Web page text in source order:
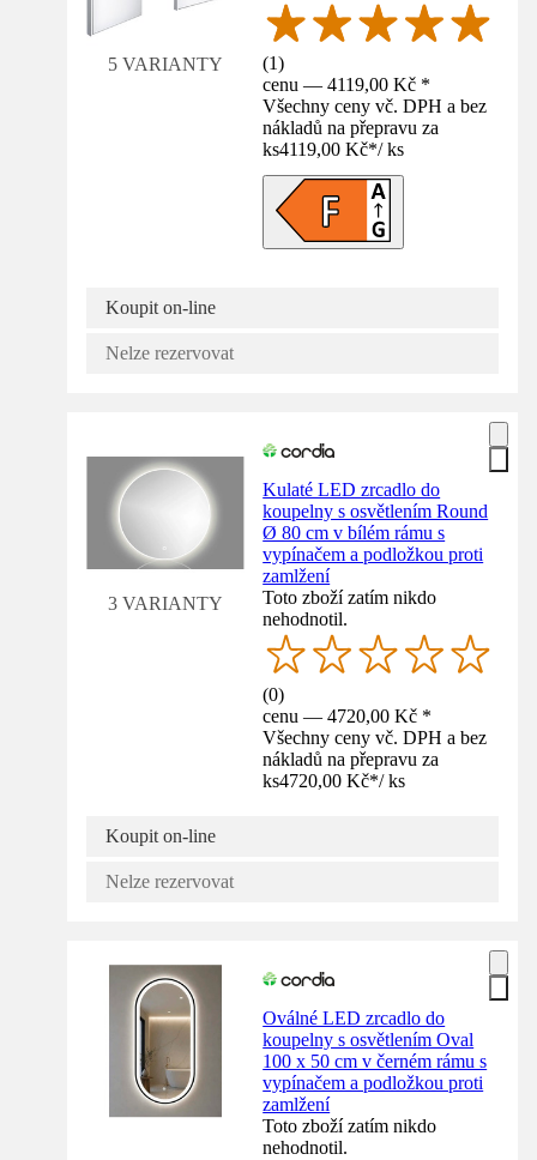
5 VARIANTY (1)
cenu — 4119,00 Kč *
Všechny ceny vč. DPH a bez
nákladů na přepravu za
ks4119,00 Kč*/ ks
Koupit on-line
Nelze rezervovat
3 VARIANTY
Kulaté LED zrcadlo do
koupelny s osvětlením Round
Ø 80 cm v bílém rámu s
vypínačem a podložkou proti
zamlžení
Toto zboží zatím nikdo
nehodnotil.
(0)
cenu — 4720,00 Kč *
Všechny ceny vč. DPH a bez
nákladů na přepravu za
ks4720,00 Kč*/ ks
Koupit on-line
Nelze rezervovat
Oválné LED zrcadlo do
koupelny s osvětlením Oval
100 x 50 cm v černém rámu s
vypínačem a podložkou proti
zamlžení
Toto zboží zatím nikdo
nehodnotil.